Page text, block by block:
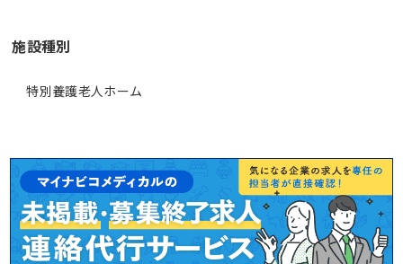
施設種別
特別養護老人ホーム